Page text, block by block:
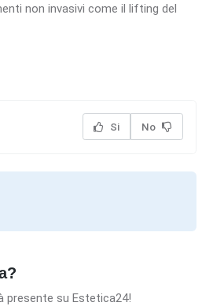
non invasivi come il lifting del
Si No
presente su Estetica24!